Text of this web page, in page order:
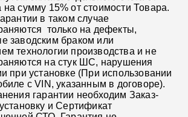
сумму 15% от стоимости Товара.
в таком случае
только на дефекты,
заводским браком или
технологии производства и не
на стук ШС, нарушения
при установке (При использовании
с VIN, указанным в договоре).
гарантии необходим Заказ-
и Сертификат